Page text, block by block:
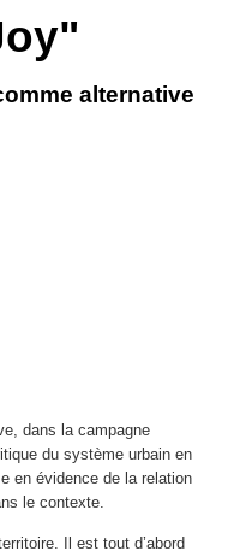
alternative
dans la campagne
du système urbain en
en évidence de la relation
le contexte.
Il est tout d’abord